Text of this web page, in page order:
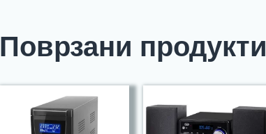
Поврзани продукти